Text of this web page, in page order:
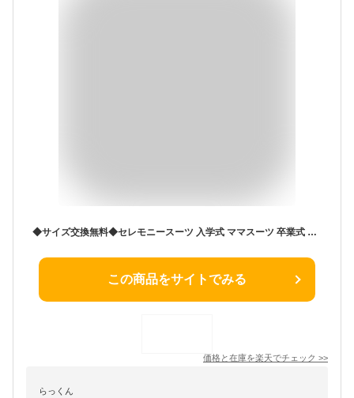
◆サイズ交換無料◆セレモニースーツ 入学式 ママスーツ 卒業式 スーツ レディース パンツスーツ フォーマルスーツ パンツ ジャケット セットアップ 洗える 大きいサイズ 低身長 高身長 通勤 オフィス ビジネス ママ 母 母親 祖母 服装
この商品をサイトでみる
価格と在庫を楽天でチェック >>
らっくん